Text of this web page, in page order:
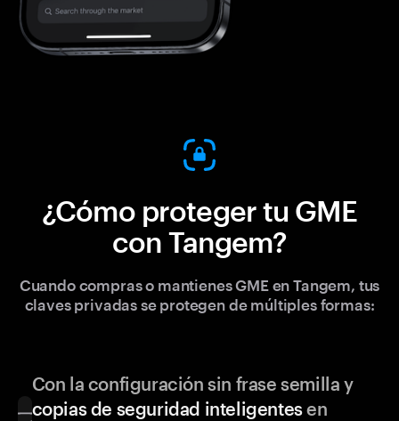
¿Cómo proteger tu GME
con Tangem?
Cuando compras o mantienes GME en Tangem, tus
claves privadas se protegen de múltiples formas:
Con la configuración sin frase semilla y
copias de seguridad inteligentesen